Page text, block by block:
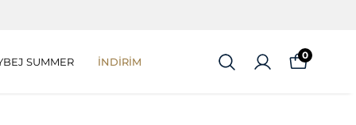
SUMMER İNDİRİM
0